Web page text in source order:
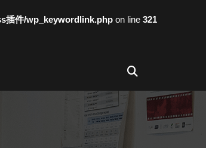
插件/wp_keywordlink.php on line 321